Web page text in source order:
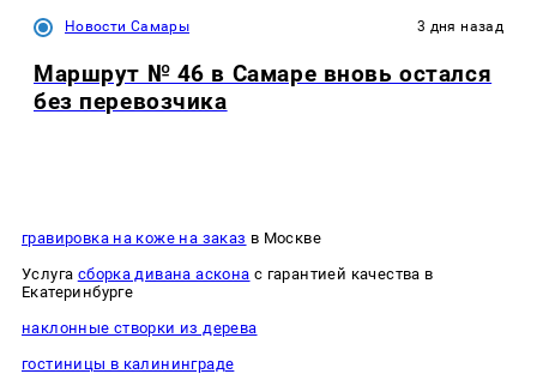
Новости Самары 3 дня назад
Маршрут № 46 в Самаре вновь остался
без перевозчика
гравировка на коже на заказ в Москве
Услуга сборка дивана аскона с гарантией качества в
Екатеринбурге
наклонные створки из дерева
гостиницы в калининграде